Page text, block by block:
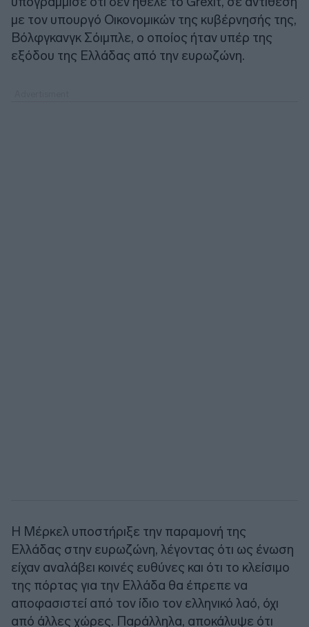
με τον υπουργό Οικονομικών της κυβέρνησής της,
Βόλφγκανγκ Σόιμπλε, ο οποίος ήταν υπέρ της
εξόδου της Ελλάδας από την ευρωζώνη.
Η Μέρκελ υποστήριξε την παραμονή της
Ελλάδας στην ευρωζώνη, λέγοντας ότι ως ένωση
είχαν αναλάβει κοινές ευθύνες και ότι το κλείσιμο
της πόρτας για την Ελλάδα θα έπρεπε να
αποφασιστεί από τον ίδιο τον ελληνικό λαό, όχι
από άλλες χώρες. Παράλληλα, αποκάλυψε ότι